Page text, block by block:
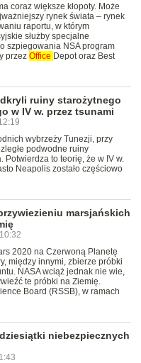
coraz większe kłopoty. Może
rynek świata – rynek
raportu, w którym
służby specjalne
szpiegowania NSA program
przez Office Depot oraz Best
ruiny starożytnego
w IV w. przez tsunami
wybrzeży Tunezji, przy
podwodne ruiny
Potwierdza to teorię, że w IV w.
Neapolis zostało częściowo
marsjańskich
2020 na Czerwoną Planetę
między innymi, zbierze próbki
NASA wciąż jednak nie wie,
te próbki na Ziemię.
Board (RSSB), w ramach
niebezpiecznych